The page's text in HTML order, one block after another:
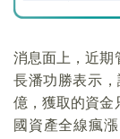
消息面上，近期
長潘功勝表示
億，獲取的資金
國資產全線瘋